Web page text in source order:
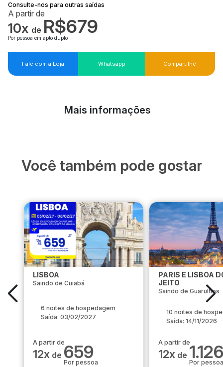
Consulte-nos para outras saídas
A partir de
10x de R$679
Por pessoa em apto duplo
Fale com a Loja Whatsapp Compartilhe
Mais informações
Você também pode gostar
LISBOA
Saindo de Cuiabá
6 noites de hospedagem
Saída: 03/02/2027
A partir de
12x de 659
Por pessoa
PARIS E LISBOA
JEITO
Saindo de Guarulhos
10 noites de
Saída: 14/11/2026
A partir de
12x de 1.126
Por pessoa